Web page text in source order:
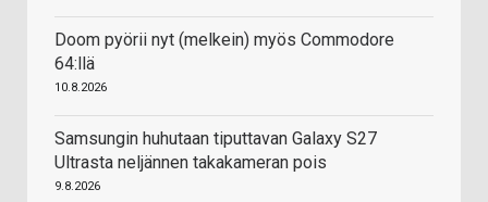
Doom pyörii nyt (melkein) myös Commodore
64:llä
10.8.2026
Samsungin huhutaan tiputtavan Galaxy S27
Ultrasta neljännen takakameran pois
9.8.2026